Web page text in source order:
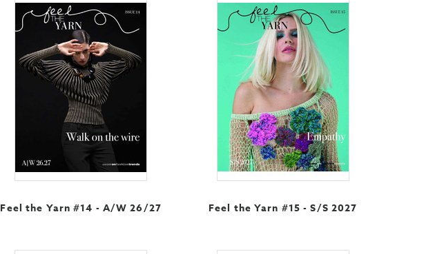
Feel the Yarn #14 - A/W 26/27 Feel the Yarn #15 - S/S 2027